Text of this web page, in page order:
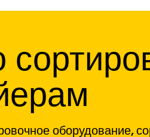
оборудование,